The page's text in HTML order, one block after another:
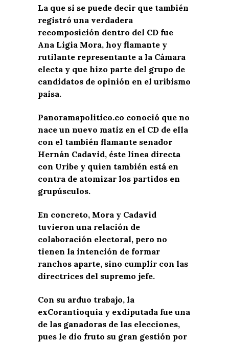
La que si se puede decir que también
registró una verdadera
recomposición dentro del CD fue
Ana Ligia Mora, hoy flamante y
rutilante representante a la Cámara
electa y que hizo parte del grupo de
candidatos de opinión en el uribismo
paisa.
Panoramapolitico.co conoció que no
nace un nuevo matiz en el CD de ella
con el también flamante senador
Hernán Cadavid, éste línea directa
con Uribe y quien también está en
contra de atomizar los partidos en
grupúsculos.
En concreto, Mora y Cadavid
tuvieron una relación de
colaboración electoral, pero no
tienen la intención de formar
ranchos aparte, sino cumplir con las
directrices del supremo jefe.
Con su arduo trabajo, la
exCorantioquia y exdiputada fue una
de las ganadoras de las elecciones,
pues le dio fruto su gran gestión por